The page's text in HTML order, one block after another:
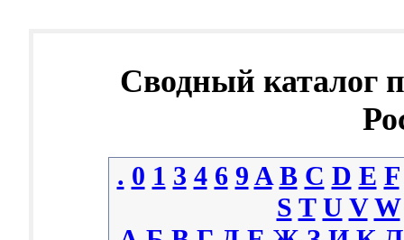
Сводный каталог
. 0 1 3 4 6 9 A B C D E F
S T U V W